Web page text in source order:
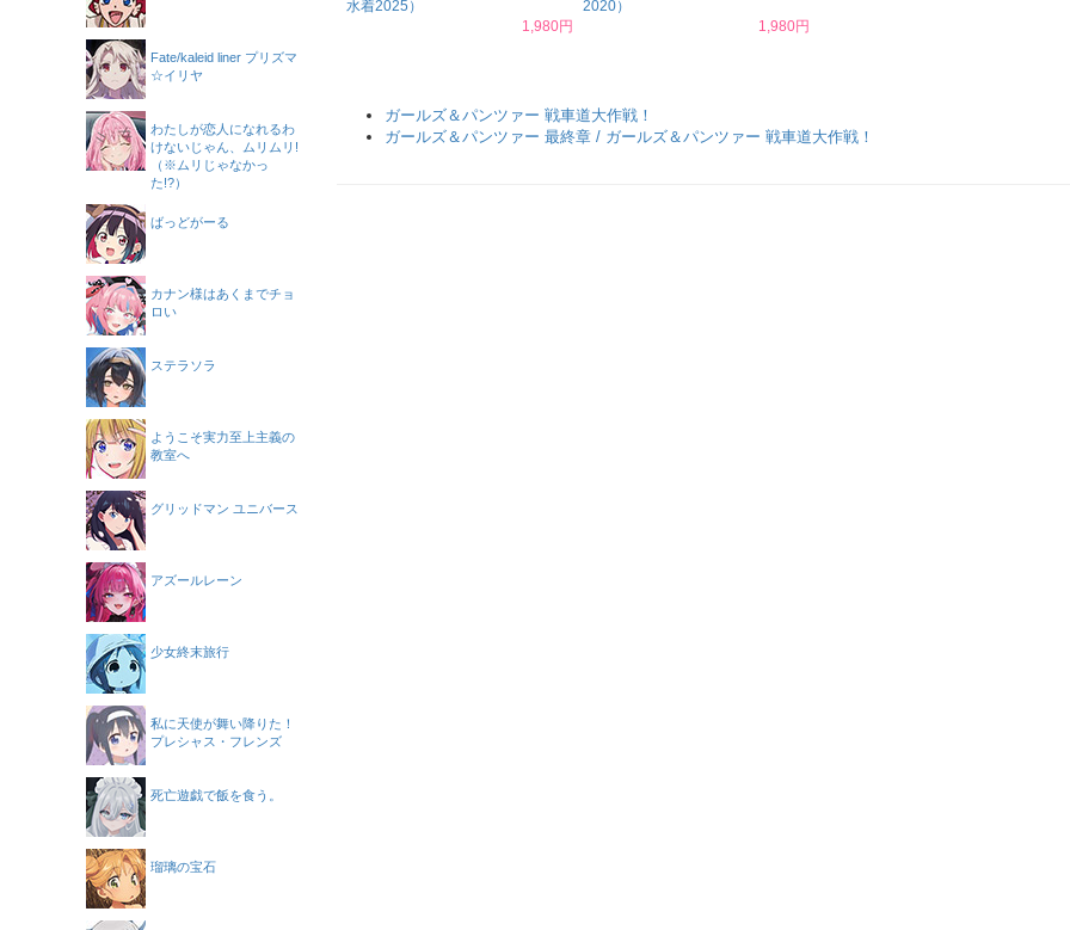
水着2025）
1,980円
2020）
1,980円
ガールズ＆パンツァー 戦車道大作戦！
ガールズ＆パンツァー 最終章 / ガールズ＆パンツァー 戦車道大作戦！
Fate/kaleid liner プリズマ
☆イリヤ
わたしが恋人になれるわ
けないじゃん、ムリムリ!
（※ムリじゃなかっ
た!?）
ばっどがーる
カナン様はあくまでチョ
ロい
ステラソラ
ようこそ実力至上主義の
教室へ
グリッドマン ユニバース
アズールレーン
少女終末旅行
私に天使が舞い降りた！
プレシャス・フレンズ
死亡遊戯で飯を食う。
瑠璃の宝石